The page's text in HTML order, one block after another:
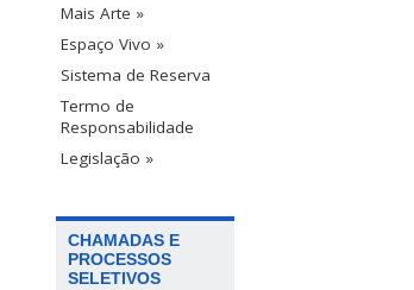
Mais Arte »
Espaço Vivo »
Sistema de Reserva
Termo de
Responsabilidade
Legislação »
CHAMADAS E
PROCESSOS
SELETIVOS